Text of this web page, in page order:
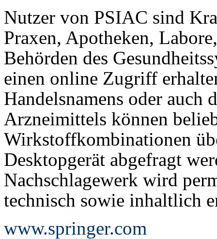
Nutzer von PSIAC sind
Praxen, Apotheken,
Behörden des
einen online Zugriff
Handelsnamens oder auch
Arzneimittels können
Wirkstoffkombinationen
Desktopgerät abgefragt
Nachschlagewerk wird
technisch sowie inhaltlich
www.springer.com